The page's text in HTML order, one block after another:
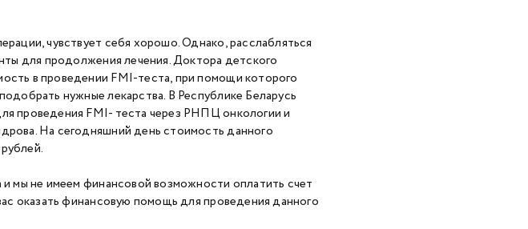
чувствует себя хорошо. Однако, расслабляться
для продолжения лечения. Доктора детского
в проведении FMI-теста, при помощи которого
нужные лекарства. В Республике Беларусь
проведения FMI- теста через РНПЦ онкологии и
На сегодняшний день стоимость данного
мы не имеем финансовой возможности оплатить счет
оказать финансовую помощь для проведения данного